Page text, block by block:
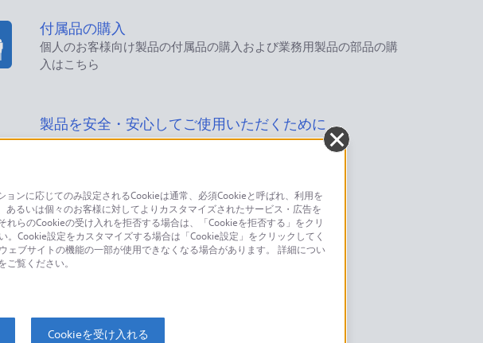
付属品の購入
個人のお客様向け製品の付属品の購入および業務用製品の部品の購
入はこちら
製品を安全・安心してご使用いただくために
製品に関するお問い合わせ
個人のお客様はこちら
海外仕様製品
オーバーシーズモデルに関してのご案内はこちら
ンに応じてのみ設定されるCookieは通常、必須Cookieと呼ばれ、利用を
るいは個々のお客様に対してよりカスタマイズされたサービス・広告を
らのCookieの受け入れを拒否する場合は、「Cookieを拒否する」をクリ
Cookie設定をカスタマイズする場合は「Cookie設定」をクリックしてく
ブサイトの機能の一部が使用できなくなる場合があります。 詳細につい
覧ください。
Cookieを受け入れる